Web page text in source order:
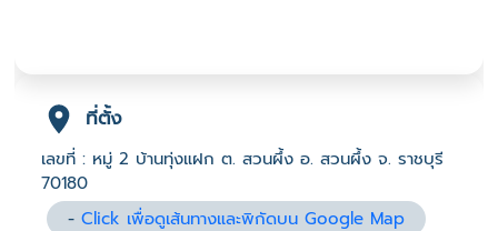
ที่ตั้ง
เลขที่ : หมู่ 2 บ้านทุ่งแฝก ต. สวนผึ้ง อ. สวนผึ้ง จ. ราชบุรี
70180
-Click เพื่อดูเส้นทางและพิกัดบน Google Map